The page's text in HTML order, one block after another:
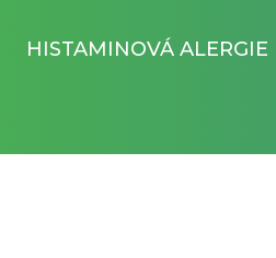
HISTAMINOVÁ ALERGIE